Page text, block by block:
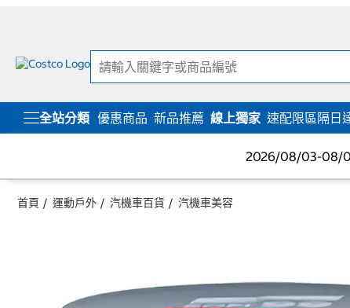
全站分類 優惠商品 新品推薦 線上獨家 速配限區隔日
2026/08/03-08/
首頁 運動戶外 汽機車百貨 汽機車美容